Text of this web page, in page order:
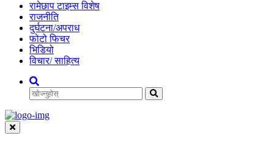
रामेछाप टाइम्स विशेष
राजनीति
दुर्घटना/अपराध
फोटो फिचर
भिडियो
विचार/ साहित्य